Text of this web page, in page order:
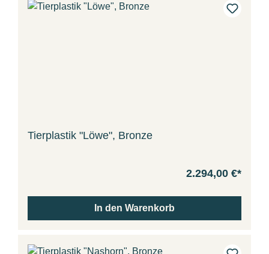
Tierplastik "Löwe", Bronze
2.294,00 €*
In den Warenkorb